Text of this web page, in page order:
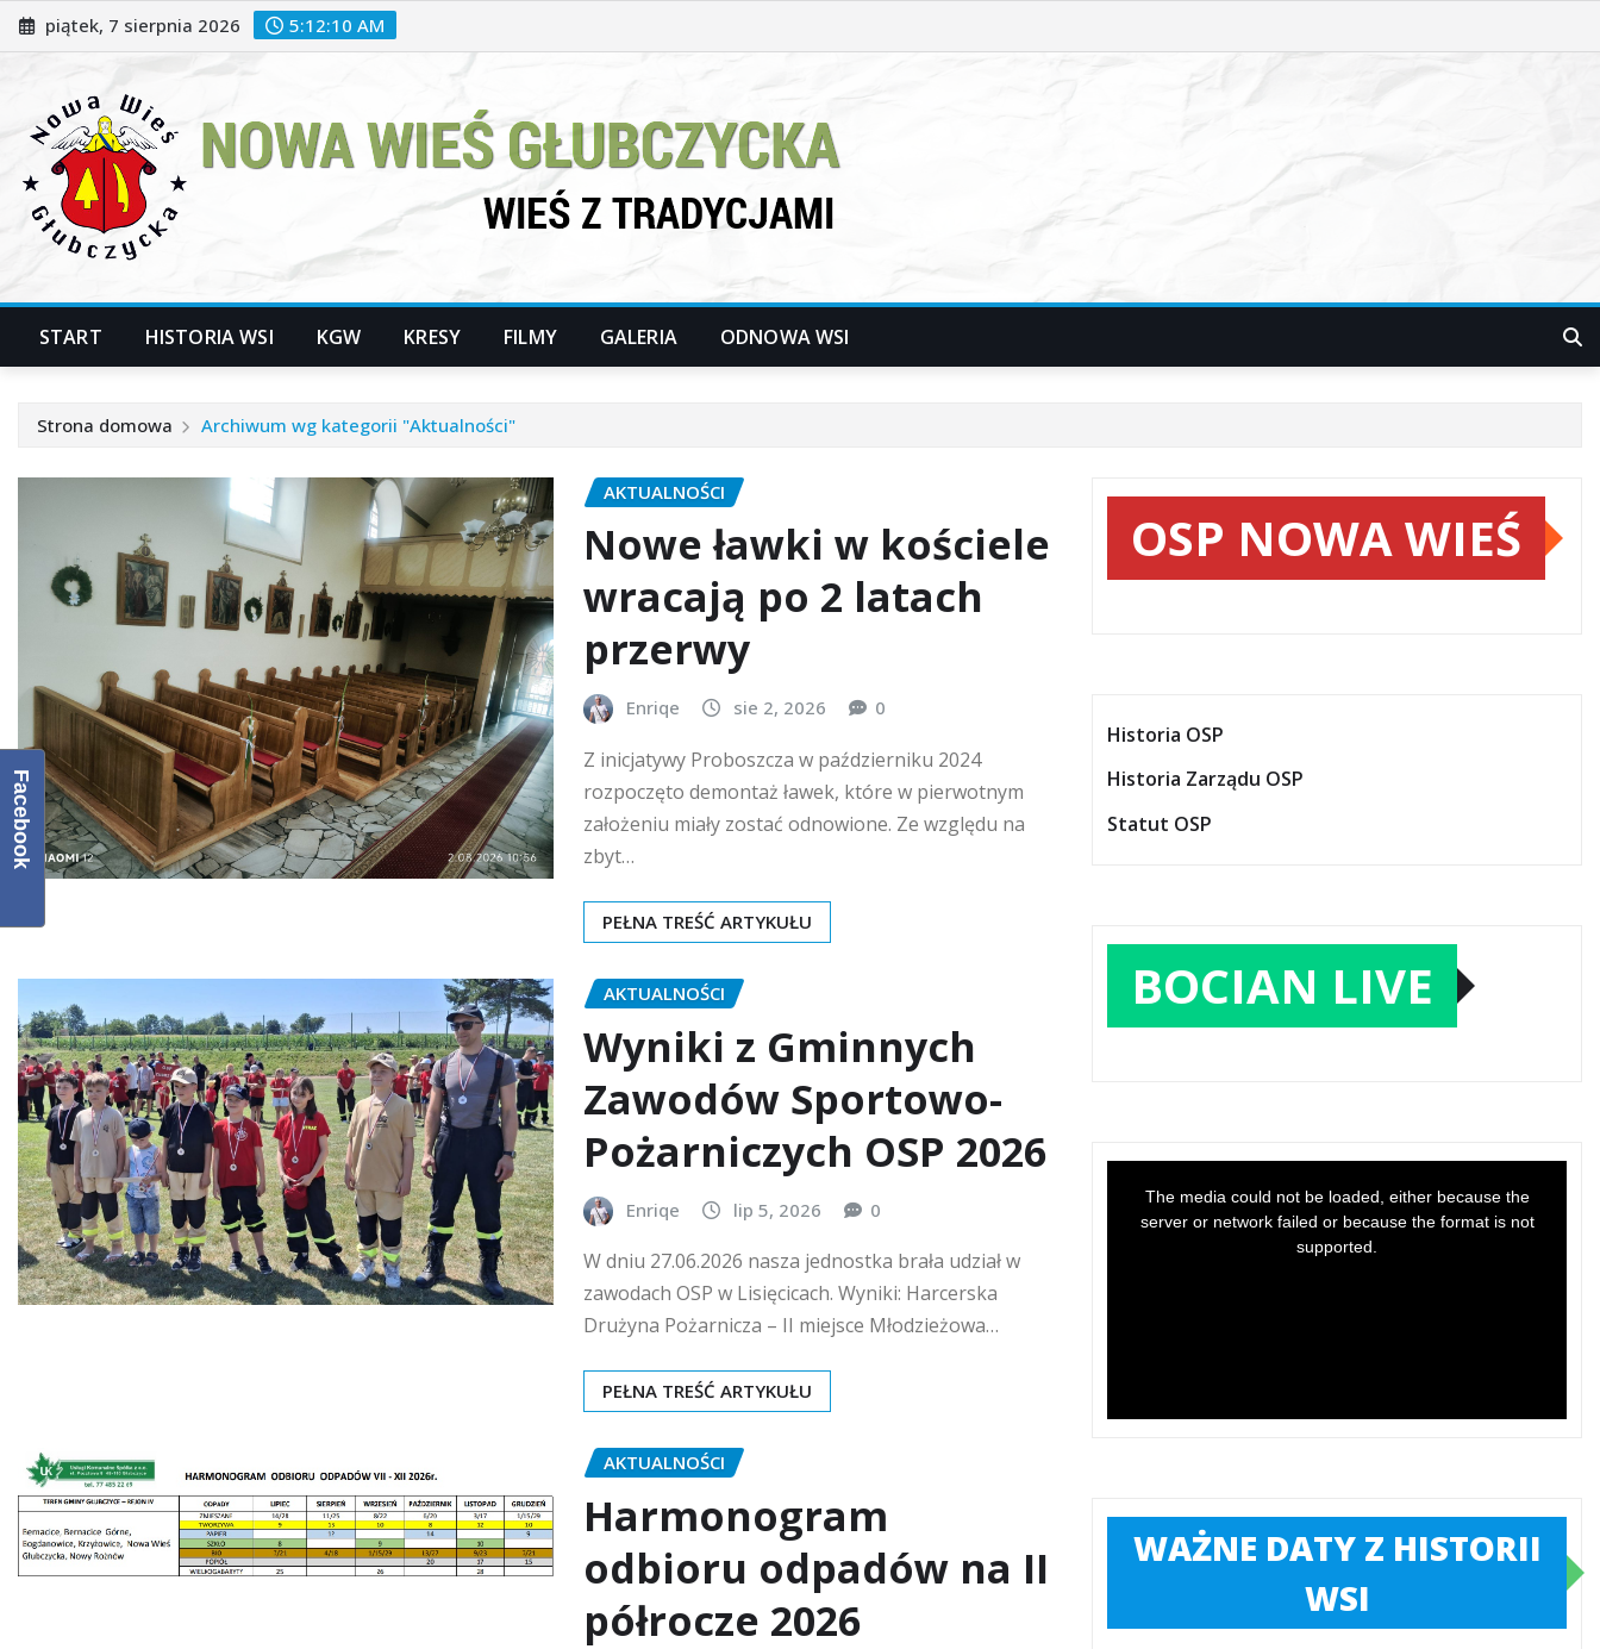
Przeskocz
do
piątek, 7 sierpnia 2026 5:12:12 AM
START HISTORIA WSI KGW KRESY FILMY GALERIA ODNOWA WSI
Strona domowa Archiwum wg kategorii "Aktualności"
AKTUALNOŚCI
Nowe ławki w kościele
wracają po 2 latach
przerwy
Enriqe sie 2, 2026 0
Z inicjatywy Proboszcza w październiku 2024
rozpoczęto demontaż ławek, które w pierwotnym
założeniu miały zostać odnowione. Ze względu na
zbyt…
PEŁNA TREŚĆ ARTYKUŁU
AKTUALNOŚCI
Wyniki z Gminnych
Zawodów Sportowo-
Pożarniczych OSP 2026
Enriqe lip 5, 2026 0
W dniu 27.06.2026 nasza jednostka brała udział w
zawodach OSP w Lisięcicach. Wyniki: Harcerska
Drużyna Pożarnicza – II miejsce Młodzieżowa…
PEŁNA TREŚĆ ARTYKUŁU
AKTUALNOŚCI
Harmonogram
odbioru odpadów na II
półrocze 2026
OSP NOWA WIEŚ
Historia OSP
Historia Zarządu OSP
Statut OSP
BOCIAN LIVE
The media could not be loaded, either because the
server or network failed or because the format is not
supported.
WAŻNE DATY Z HISTORII
WSI
Facebook